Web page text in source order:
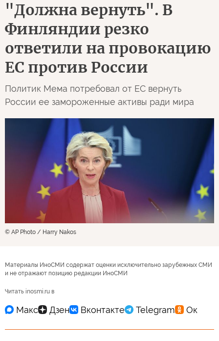
"Должна вернуть". В
Финляндии резко
ответили на провокацию
ЕС против России
Политик Мема потребовал от ЕС вернуть
России ее замороженные активы ради мира
© AP Photo / Harry Nakos
Материалы ИноСМИ содержат оценки исключительно зарубежных СМИ
и не отражают позицию редакции ИноСМИ
Читать inosmi.ru в